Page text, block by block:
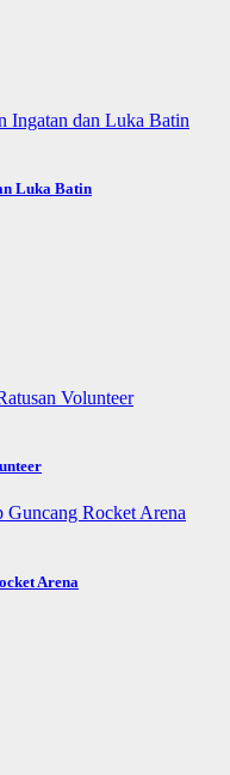
Luka Batin
Arena